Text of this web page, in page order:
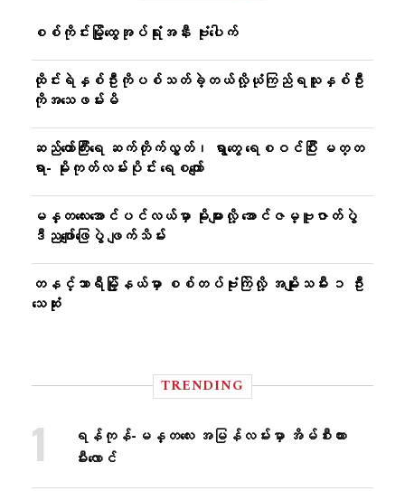
စစ်ကိုင်းမြို့ထွေအုပ်ရုံးအနီး ဗုံးပေါက်
ထိုင်းရဲနှစ်ဦးကိုပစ်သတ်ခဲ့တယ်လို့ယုံကြည်ရသူနှစ်ဦး
ကိုအသေဖမ်းမိ
ဆည်တော်ကြီးရေ ဆက်တိုက်လွှတ်၊ ရွာတွေ ရေစဝင်ပြီး မတ္တ
ရာ- မိုးကုတ်လမ်းပိုင်း ရေစကျော်
မန္တလေးအောင်ပင်လယ်မှာ မိုးများလို့ အောင်ဇမ္ဗူဇာတ်ပွဲ
ဒီညဖျော်ဖြေပွဲ ဖျက်သိမ်း
တနင်္သာရီမြို့နယ်မှာ စစ်တပ်ဗုံးကြဲလို့ အမျိုးသမီး ၁ ဦး
သေဆုံး
TRENDING
ရန်ကုန်-မန္တလေး အမြန်လမ်းမှာ အိမ်စီးကား
မီးလောင်